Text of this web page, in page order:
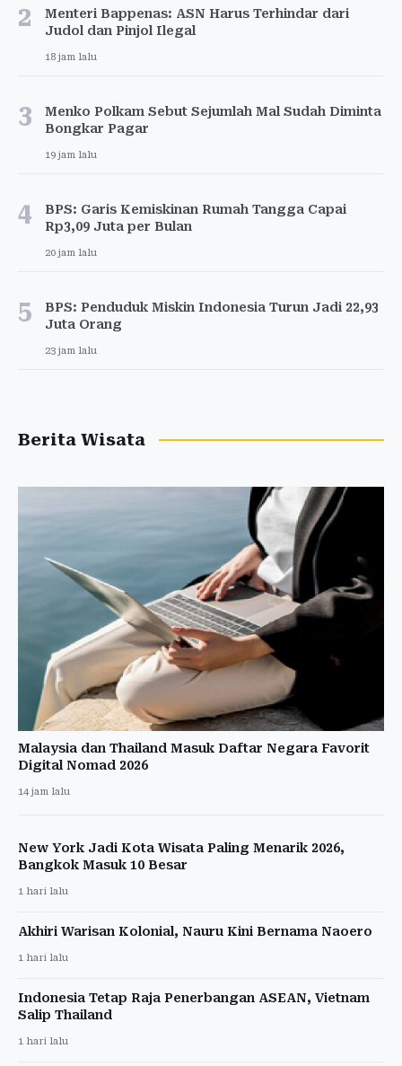
2
Menteri Bappenas: ASN Harus Terhindar dari
Judol dan Pinjol Ilegal
18 jam lalu
3
Menko Polkam Sebut Sejumlah Mal Sudah Diminta
Bongkar Pagar
19 jam lalu
4
BPS: Garis Kemiskinan Rumah Tangga Capai
Rp3,09 Juta per Bulan
20 jam lalu
5
BPS: Penduduk Miskin Indonesia Turun Jadi 22,93
Juta Orang
23 jam lalu
Berita Wisata
Malaysia dan Thailand Masuk Daftar Negara Favorit
Digital Nomad 2026
14 jam lalu
New York Jadi Kota Wisata Paling Menarik 2026,
Bangkok Masuk 10 Besar
1 hari lalu
Akhiri Warisan Kolonial, Nauru Kini Bernama Naoero
1 hari lalu
Indonesia Tetap Raja Penerbangan ASEAN, Vietnam
Salip Thailand
1 hari lalu